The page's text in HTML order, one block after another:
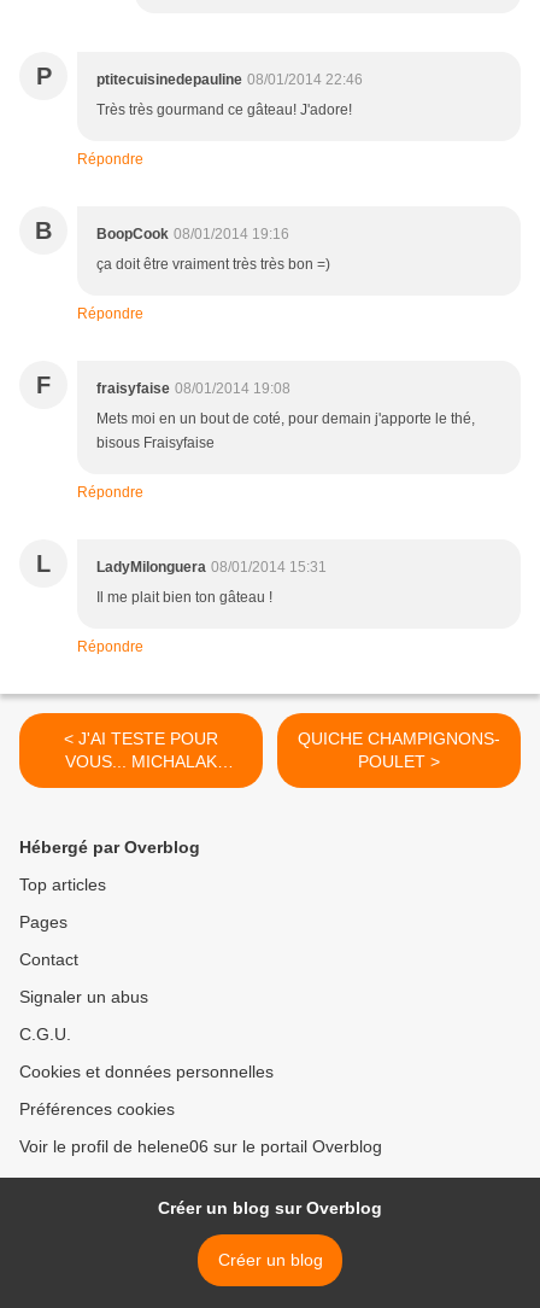
P ptitecuisinedepauline 08/01/2014 22:46
Très très gourmand ce gâteau! J'adore!
Répondre
B BoopCook 08/01/2014 19:16
ça doit être vraiment très très bon =)
Répondre
F fraisyfaise 08/01/2014 19:08
Mets moi en un bout de coté, pour demain j'apporte le thé,
bisous Fraisyfaise
Répondre
L LadyMilonguera 08/01/2014 15:31
Il me plait bien ton gâteau !
Répondre
< J'AI TESTE POUR
VOUS... MICHALAK
MASTERCLASS
QUICHE CHAMPIGNONS-
POULET >
Hébergé par Overblog
Top articles
Pages
Contact
Signaler un abus
C.G.U.
Cookies et données personnelles
Préférences cookies
Voir le profil de helene06 sur le portail Overblog
Créer un blog sur Overblog
Créer un blog